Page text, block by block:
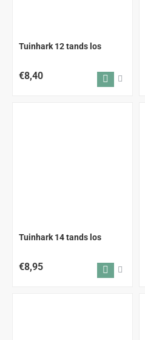
Tuinhark 12 tands los
€8,40
Tuinhark 14 tands los
€8,95